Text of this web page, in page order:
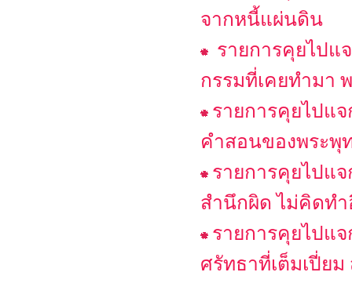
จากหนี้แผ่นดิน
รายการคุยไปแ
กรรมที่เคยทำมา
รายการคุยไปแ
คำสอนของพระพุ
รายการคุยไปแ
สำนึกผิด ไม่คิดทำ
รายการคุยไปแ
ศรัทธาที่เต็มเปี่ย